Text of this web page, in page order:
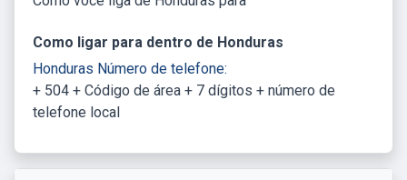
Como ligar para dentro de Honduras
Honduras Número de telefone:
+ 504 + Código de área + 7 dígitos + número de
telefone local